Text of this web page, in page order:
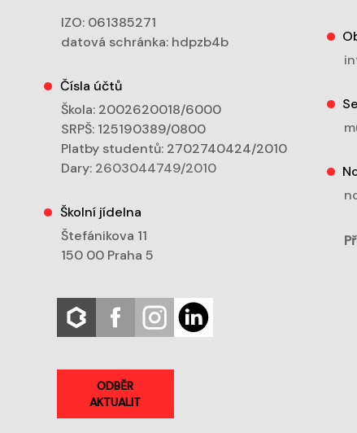
IZO: 061385271
datová schránka: hdpzb4b
Čísla účtů
Škola: 2002620018/6000
SRPŠ: 125190389/0800
Platby studentů: 2702740424/2010
Dary: 2603044749/2010
Školní jídelna
Štefánikova 11
150 00 Praha 5
ODBĚR
AKTUALIT